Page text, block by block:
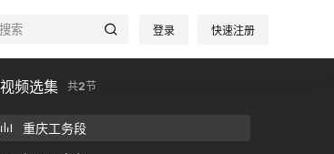
登录 快速注册
视频选集 共2节
重庆工务段